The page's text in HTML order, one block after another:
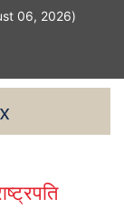
06, 2026)